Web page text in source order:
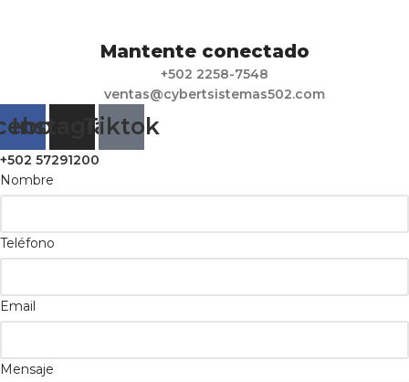
Mantente conectado
+502 2258-7548
ventas@cybertsistemas502.com
Instagram
Tiktok
+502 57291200
Nombre
Teléfono
Email
Mensaje